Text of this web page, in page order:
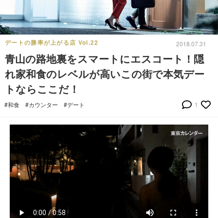
デートの勝率が上がる店 Vol.22 2018.07.31
青山の路地裏をスマートにエスコート！隠
れ家和食のレベルが高いこの街で本気デー
トならここだ！
#和食 #カウンター #デート 1